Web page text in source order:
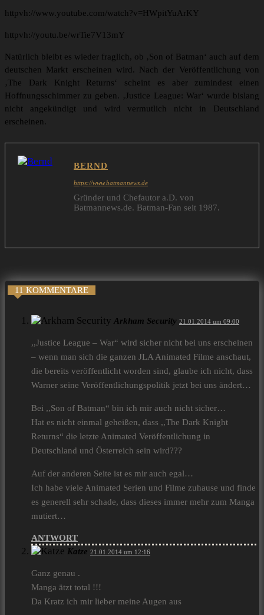
httpvh://www.youtube.com/watch?v=HWpitYuArKY
httpvh://youtu.be/wrTie7V13mY
Natürlich bleibt es wieder fraglich, ob ‚Son of Batman‘ auch auf dem
deutschen Markt erscheinen wird. Nach der Veröffentlichung von
‚The Dark Knight Returns‘ scheint es aber zumindest einen
Hoffnungsschimmer zu geben. ‚Justice League: War‘ wurde bislang
nicht angekündigt und wird vermutlich nicht in Deutschland
erscheinen.
BERND
https://www.batmannews.de
Gründer und Chefautor a.D. von
Batmannews.de. Batman-Fan seit 1987.
11 KOMMENTARE
Arkham Security 21.01.2014 um 09:00
,,Justice League – War“ wird sicher nicht bei uns erscheinen
– wenn man sich die ganzen JLA Animated Filme anschaut,
die bereits veröffentlicht worden sind, glaube ich nicht, dass
Warner seine Veröffentlichungspolitik jetzt bei uns ändert…
Bei ,,Son of Batman“ bin ich mir auch nicht sicher…
Hat es nicht einmal geheißen, dass ,,The Dark Knight
Returns“ die letzte Animated Veröffentlichung in
Deutschland und Österreich sein wird???
Auf der anderen Seite ist es mir auch egal…
Ich habe viele Animated Serien und Filme zuhause und finde
es generell sehr schade, dass dieses immer mehr zum Manga
mutiert…
ANTWORT
Katze 21.01.2014 um 12:16
Ganz genau .
Manga ätzt total !!!
Da Kratz ich mir lieber meine Augen aus